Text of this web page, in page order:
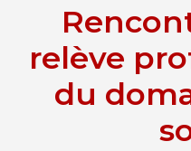
relève
du